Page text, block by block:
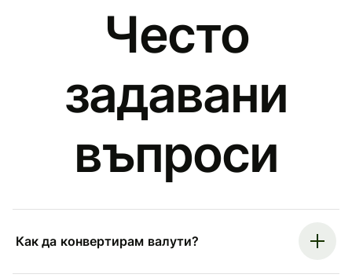
Често
задавани
въпроси
Как да конвертирам валути?